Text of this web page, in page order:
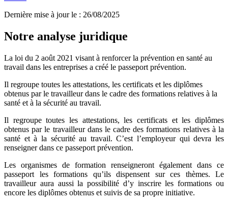
Dernière mise à jour le : 26/08/2025
Notre analyse juridique
La loi du 2 août 2021 visant à renforcer la prévention en santé au
travail dans les entreprises a créé le passeport prévention.
Il regroupe toutes les attestations, les certificats et les diplômes
obtenus par le travailleur dans le cadre des formations relatives à la
santé et à la sécurité au travail.
Il regroupe toutes les attestations, les certificats et les diplômes
obtenus par le travailleur dans le cadre des formations relatives à la
santé et à la sécurité au travail. C’est l’employeur qui devra les
renseigner dans ce passeport prévention.
Les organismes de formation renseigneront également dans ce
passeport
les formations qu’ils dispensent sur ces thèmes. Le
travailleur aura aussi la possibilité d’y inscrire les formations ou
encore les diplômes obtenus et suivis de sa propre initiative.